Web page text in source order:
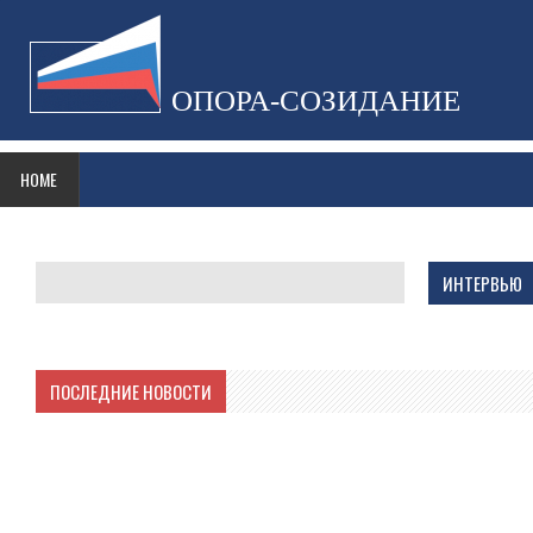
ОПОРА-СОЗИДАНИЕ
HOME
ИНТЕРВЬЮ
ПОСЛЕДНИЕ НОВОСТИ